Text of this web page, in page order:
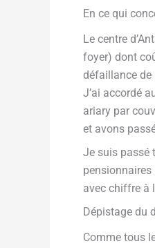
En ce qui
Le centre
foyer) dont
défaillance de
J’ai accordé
ariary par
et avons
Je suis passé
avec chiffre à
Dépistage du
Comme tous